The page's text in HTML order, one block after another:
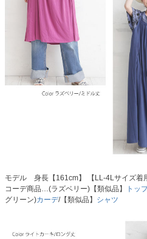
モデル 身長【161cm】 【LL-4Lサイズ着
コーデ商品…(ラズベリー)【類似品】
トッ
グリーン)カーデ/【類似品】 シャツ